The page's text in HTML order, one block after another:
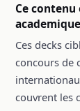
Ce
Ces decks
concours de
couvrent les